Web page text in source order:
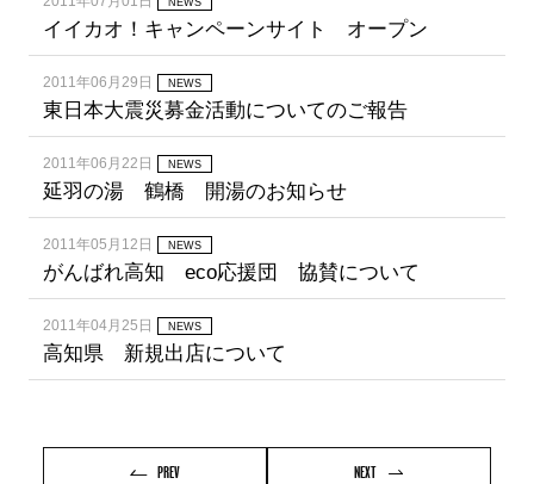
NEWS
イイカオ！キャンペーンサイト オープン
2011年06月29日 NEWS
東日本大震災募金活動についてのご報告
2011年06月22日 NEWS
延羽の湯 鶴橋 開湯のお知らせ
2011年05月12日 NEWS
がんばれ高知 eco応援団 協賛について
2011年04月25日 NEWS
高知県 新規出店について
PREV NEXT